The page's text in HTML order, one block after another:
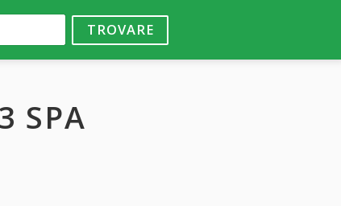
TROVARE
SPA